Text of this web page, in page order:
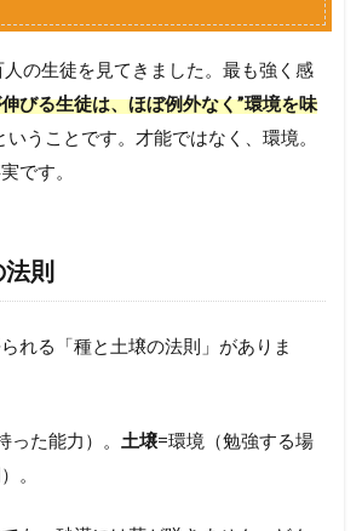
の生徒を見てきました。最も強く感
びる生徒は、ほぼ例外なく”環境を味
いうことです。才能ではなく、環境。
です。
則
れる「種と土壌の法則」がありま
った能力）。 土壌=環境（勉強する場
。